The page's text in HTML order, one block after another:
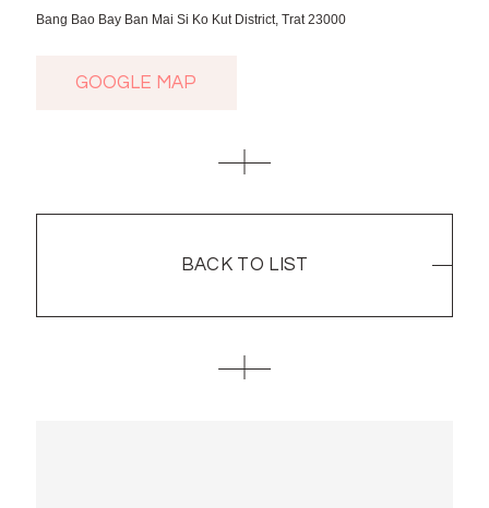
Bang Bao Bay Ban Mai Si Ko Kut District, Trat 23000
GOOGLE MAP
GOOGLE MAP
BACK TO LIST
BACK TO LIST